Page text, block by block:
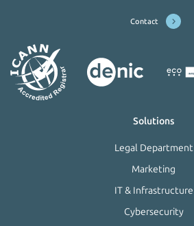
Contact
Solutions
Legal Department
Marketing
IT & Infrastructure
Cybersecurity